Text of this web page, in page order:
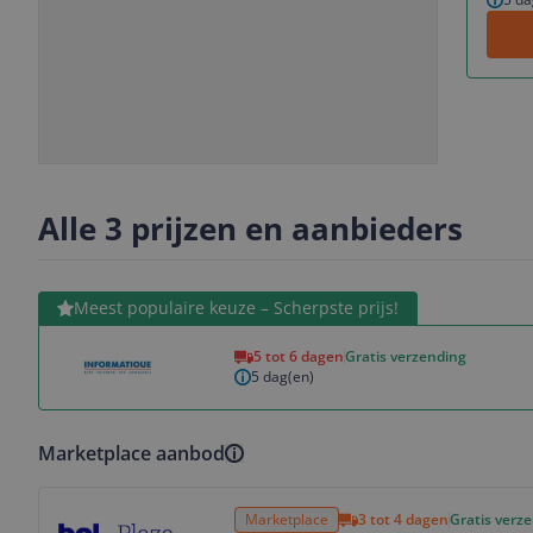
Alle 3 prijzen en aanbieders
Meest populaire keuze – Scherpste prijs!
5 tot 6 dagenGratis verzending
5 dag(en)
Bekijk product
Marketplace aanbod
Marketplace 3 tot 4 dagenGratis